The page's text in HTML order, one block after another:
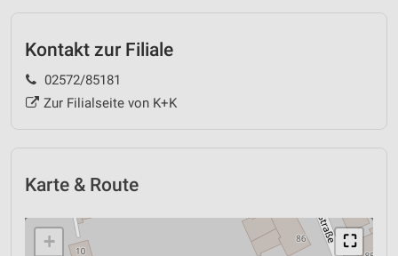
Kontakt zur Filiale
02572/85181
Zur Filialseite von K+K
Karte & Route
⛶
+